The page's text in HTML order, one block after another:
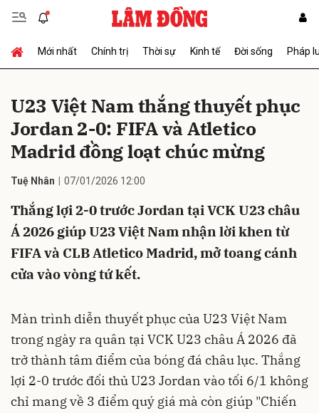
Mới nhất Chính trị Thời sự Kinh tế Đời sống Pháp
U23 Việt Nam thắng thuyết phục
Jordan 2-0: FIFA và Atletico
Madrid đồng loạt chúc mừng
Tuệ Nhân 07/01/2026 12:00
Thắng lợi 2-0 trước Jordan tại VCK U23 châu
Á 2026 giúp U23 Việt Nam nhận lời khen từ
FIFA và CLB Atletico Madrid, mở toang cánh
cửa vào vòng tứ kết.
Màn trình diễn thuyết phục của U23 Việt Nam
trong ngày ra quân tại VCK U23 châu Á 2026 đã
trở thành tâm điểm của bóng đá châu lục. Thắng
lợi 2-0 trước đối thủ U23 Jordan vào tối 6/1 không
chỉ mang về 3 điểm quý giá mà còn giúp "Chiến
Gửi bình luận
Hủy Gửi